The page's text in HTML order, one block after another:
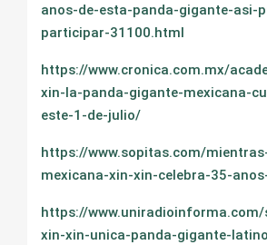
anos-de-esta-panda-gigante-asi-
participar-31100.html
https://www.cronica.com.mx/
xin-la-panda-gigante-mexicana-
este-1-de-julio/
https://www.sopitas.com/
mexicana-xin-xin-celebra-35-
https://
xin-xin-unica-panda-gigante-